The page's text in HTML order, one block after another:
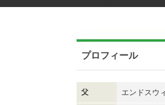
プロフィール
父 エンドスウ